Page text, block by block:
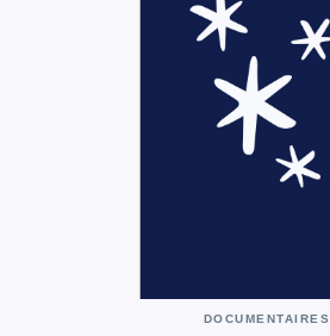
DOCUMENTAIRES